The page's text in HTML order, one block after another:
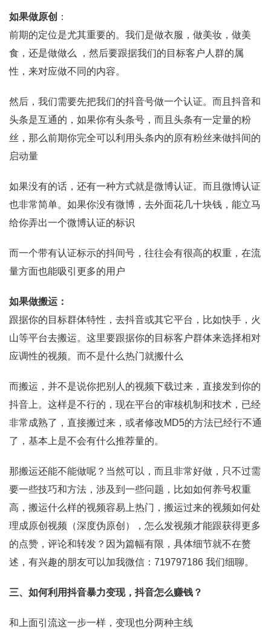
如果做原创 ：
前期的定位是尤其重要的。我们是做衣服，做美妆，做美
食，还是做做么 ，然后要跟据我们的目标客户人群的属
性，来对应做不同的内容。
然后，我们需要先把我们的抖音号做一个认证。而且抖音和
头条是互通的，如果你有头条号，而且头条有一定量的粉
丝，那么前期你完全可以利用头条内的原有粉丝来做抖间的
启动量
如果没有的话，还有一种方式就是微博认证。而且微博认证
也非常简单。如果你没有微博，去外面花几十块钱，能立马
给你弄出一个微博认证的标识
而一个带有认证标示的抖间号，往往会有很高的权重，在流
量方面也能吸引更多的用户
如果做搬运：
跟据你的目标群体特性，去抖音或其它平台，比如快手，火
山等平台去搬运。这里要跟据你的目标客户群体来选择相对
应调性的视频。而不是什么热门就搬什么
而搬运，并不是说你把别人的视频下载过来，直接发到你的
抖音上。这样是不行的，现在平台的审核机制和技术，已经
非常成熟了，直接搬过来，或者修改MD5的方法已经行不通
了，基本上是不会有什么推荐量的。
那搬运还能不能做呢？当然可以，而且非常好做，只不过需
要一些技巧和方法，涉及到一些问题，比如如何养号权重
高，搬运什么样的视频容易上热门，搬运过来的视频如何处
理成原创视频（深度伪原创），怎么发视频才能跟获得更多
的点赞，评论和转发？因为篇幅有限，具体细节就不在赘
述，有兴趣的朋友可以加我微信：719797186 我们细聊。
三、如何利用抖音暴力变现，抖音怎么赚钱？
和上面引流这一步一样，变现也分两种主线